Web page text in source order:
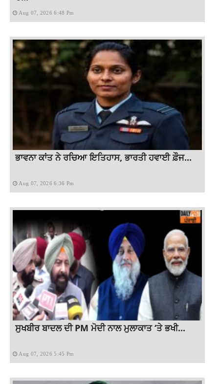
Aug 07, 2026 6:48 Pm
ਭਾਵਨਾ ਕਾਂਤ ਨੇ ਰਚਿਆ ਇਤਿਹਾਸ, ਭਾਰਤੀ ਹਵਾਈ ਫ਼ੌਜ...
Aug 07, 2026 6:36 Pm
ਸੁਖਬੀਰ ਬਾਦਲ ਦੀ PM ਮੋਦੀ ਨਾਲ ਮੁਲਾਕਾਤ ‘ਤੇ ਭਖੀ...
Aug 07, 2026 5:45 Pm